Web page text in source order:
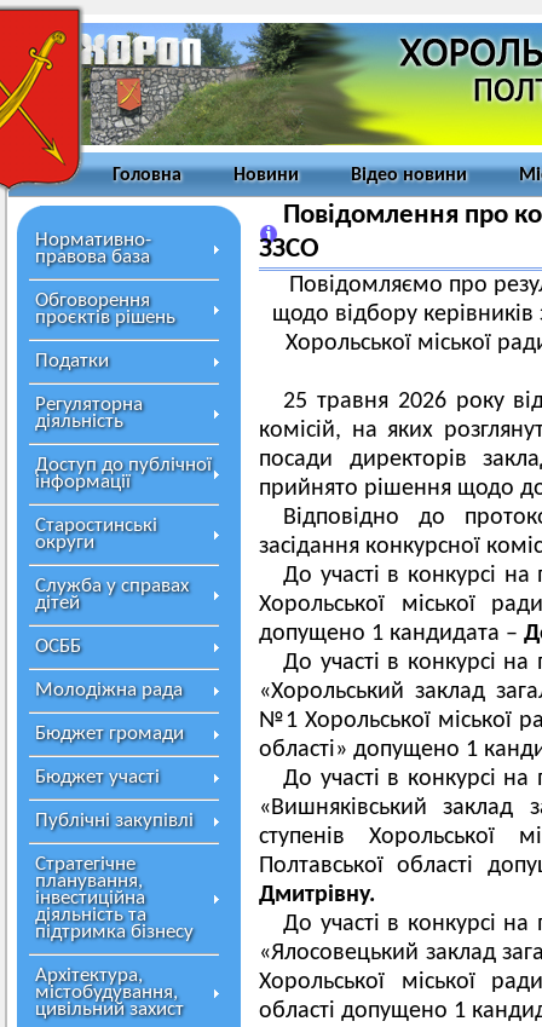
Головна Новини Відео новини
Нормативно-
правова база
Обговорення
проєктів рішень
Податки
Регуляторна
діяльність
Доступ до публічної
інформації
Старостинські
округи
Служба у справах
дітей
ОСББ
Молодіжна рада
Бюджет громади
Бюджет участі
Публічні закупівлі
Стратегічне
планування,
інвестиційна
діяльність та
підтримка бізнесу
Архітектура,
містобудування,
цивільний захист
Повідомлення про
ЗЗСО
Повідомляємо про
щодо відбору керівників
Хорольської міської
25 травня 2026 року
комісій, на яких
посади директорів
прийнято рішення щодо
Відповідно до
засідання конкурсної
До участі в конкурсі
Хорольської міської
допущено 1 кандидата –
До участі в конкурсі
«Хорольський заклад
№1 Хорольської міської
області» допущено 1
До участі в конкурсі
«Вишняківський заклад
ступенів Хорольської
Полтавської області
Дмитрівну.
До участі в конкурсі
«Ялосовецький заклад
Хорольської міської
області допущено 1